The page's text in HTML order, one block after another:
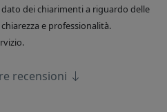
dei chiarimenti a riguardo delle
e professionalità.
recensioni